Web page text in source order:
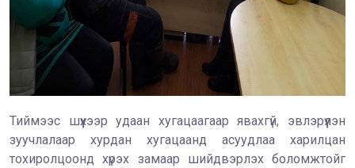
Тиймээс шүүхээр удаан хугацаагаар явахгүй, эвлэрүүлэн
зуучлалаар хурдан хугацаанд асуудлаа харилцан
тохиролцоонд хүрэх замаар шийдвэрлэх боломжтойг